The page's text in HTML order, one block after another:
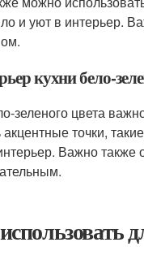
и уют в интерьер.
кухни бело-
зеленого цвета
точки,
Важно также